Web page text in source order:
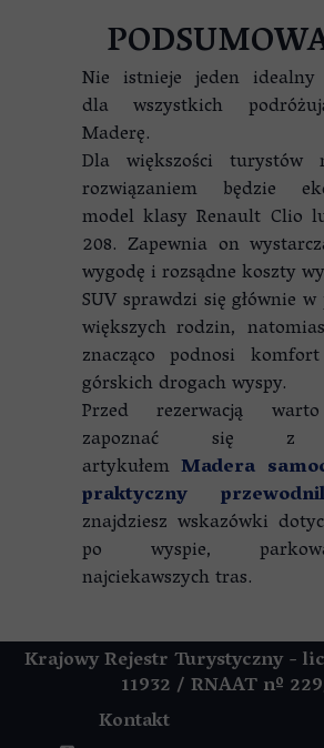
Nie istnieje jeden idealny
dla wszystkich
Maderę.
Dla większości turystów
rozwiązaniem będzie
model klasy Renault Clio
208. Zapewnia on
wygodę i rozsądne koszty
SUV sprawdzi się głównie
większych rodzin,
znacząco podnosi
górskich drogach wyspy.
Przed rezerwacją
zapoznać się z
artykułemMadera
praktyczny
znajdziesz wskazówki
po wyspie,
najciekawszych tras.
Krajowy Rejestr Turystyczny -
11932 / RNAATnº
Kontakt